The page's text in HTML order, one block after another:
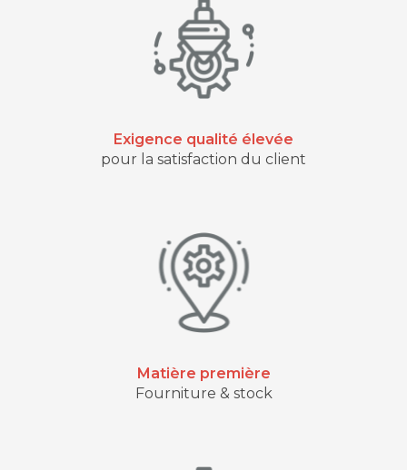
Exigence qualité élevée
pour la satisfaction du client
Matière première
Fourniture & stock